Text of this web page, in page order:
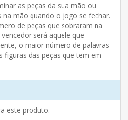
as peças da sua mão ou
na mão quando o jogo se fechar.
de peças que sobraram na
será aquele que
o maior número de palavras
figuras das peças que tem em
este produto.